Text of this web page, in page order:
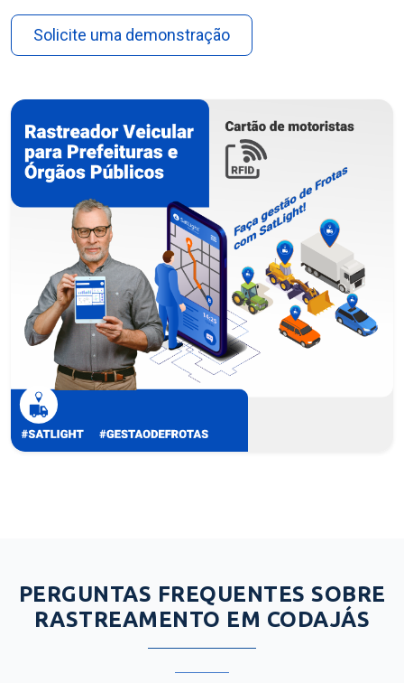
Solicite uma demonstração
PERGUNTAS FREQUENTES SOBRE
RASTREAMENTO EM CODAJÁS